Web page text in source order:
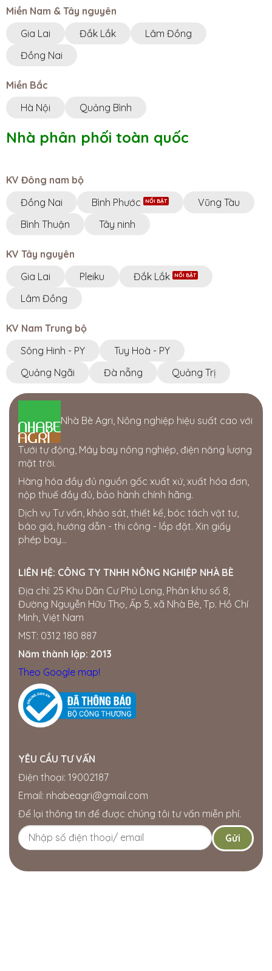
Miền Nam & Tây nguyên
Gia Lai
Đắk Lắk
Lâm Đồng
Đồng Nai
Miền Bắc
Hà Nội
Quảng Bình
Nhà phân phối toàn quốc
KV Đông nam bộ
Đồng Nai
Bình Phước
Vũng Tàu
Bình Thuận
Tây ninh
KV Tây nguyên
Gia Lai
Pleiku
Đắk Lắk
Lâm Đồng
KV Nam Trung bộ
Sông Hinh - PY
Tuy Hoà - PY
Quảng Ngãi
Đà nẵng Quảng Trị
Nhà Bè Agri, Nông nghiệp hiệu suất cao với
Tưới tự động, Máy bay nông nghiệp, điện năng lượng
mặt trời.
Hàng hóa đầy đủ nguồn gốc xuất xứ, xuất hóa đơn,
nộp thuế đầy đủ, bảo hành chính hãng.
Dịch vụ Tư vấn, khảo sát, thiết kế, bóc tách vật tư,
báo giá, hướng dẫn - thi công - lắp đặt. Xin giấy
phép bay...
LIÊN HỆ: CÔNG TY TNHH NÔNG NGHIỆP NHÀ BÈ
Địa chỉ: 25 Khu Dân Cư Phú Long, Phân khu số 8,
Đường Nguyễn Hữu Thọ, Ấp 5, xã Nhà Bè, Tp. Hồ Chí
Minh, Việt Nam
MST: 0312 180 887
Năm thành lập: 2013
Theo Google map!
YÊU CẦU TƯ VẤN
Điện thoại: 19002187
Email: nhabeagri@gmail.com
Để lại thông tin để được chúng tôi tư vấn miễn phí.